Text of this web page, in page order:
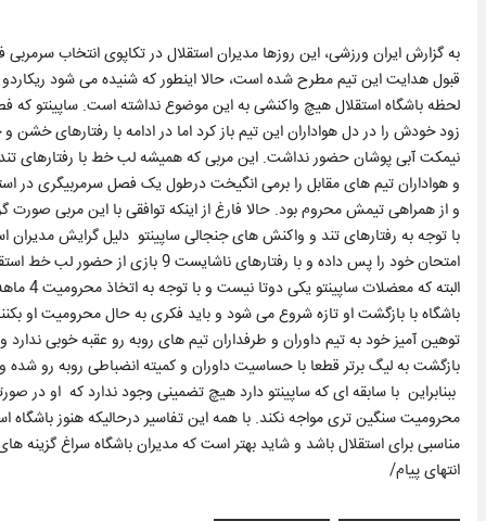
به گزارش ایران ورزشی، این روزها مدیران استقلال در تکاپوی انتخاب
قبول هدایت این تیم مطرح شده است، حالا اینطور که شنیده می شود
لحظه باشگاه استقلال هیچ واکنشی به این موضوع نداشته است. ساپینتو
نیمکت آبی پوشان حضور نداشت. این مربی که همیشه لب خط با رفتارهای
و از همراهی تیمش محروم بود. حالا فارغ از اینکه توافقی با این مربی
با توجه به رفتارهای تند و واکنش های جنجالی ساپینتو دلیل گرایش مدیران
امتحان خود را پس داده و با رفتارهای ناشایست 9 بازی از حضور لب خط استقلال محروم بوده است.
البته
باشگاه با بازگشت او تازه شروع می شود و باید فکری به حال محرومیت او
توهین آمیز خود به تیم داوران و طرفداران تیم های روبه رو عقبه خوبی
بازگشت به لیگ برتر قطعا با حساسیت داوران و کمیته انضباطی روبه رو
ببنابراین با سابقه ای که ساپینتو دارد هیچ تضمینی وجود ندارد که او در
محرومیت سنگین تری مواجه نکند. با همه این تفاسیر درحالیکه هنوز
مناسبی برای استقلال باشد و شاید بهتر است که مدیران باشگاه سراغ گزینه
انتهای پیام/